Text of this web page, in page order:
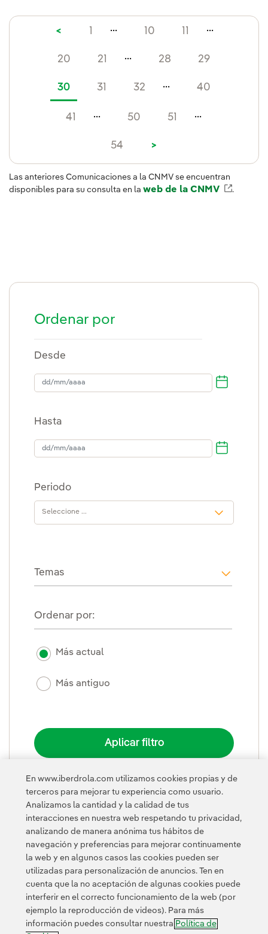
Ordenar por
Desde
dd/mm/aaaa
Hasta
Hasta
Periodo
Temas
Ordenar por:
Más actual
Más antiguo
PLEGAR
< 1 ... 10 11 ...
20 21 ... 28 29
30 31 32 ... 40
41 ... 50 51 ...
54 >
Las anteriores Comunicaciones a la CNMV se encuentran
disponibles para su consulta en la web de la CNMV Enlace
.
Contacta Clientes Política de Privacidad Información legal
Política de cookies Configuración de cookies Accesibilidad
En www.iberdrola.com utilizamos cookies propias y de
terceros para mejorar tu experiencia como usuario.
Analizamos la cantidad y la calidad de tus
interacciones en nuestra web respetando tu privacidad,
analizando de manera anónima tus hábitos de
navegación y preferencias para mejorar continuamente
la web y en algunos casos las cookies pueden ser
utilizadas para personalización de anuncios. Ten en
cuenta que la no aceptación de algunas cookies puede
interferir en el correcto funcionamiento de la web (por
ejemplo la reproducción de videos). Para más
información puedes consultar nuestra Política de